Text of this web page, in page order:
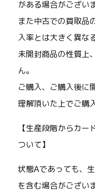
がある場合がござい
また中古での買取品
入率とは大きく異な
未開封商品の性質上
ん。
ご購入、ご購入後に
理解頂いた上でご購
【生産段階からカー
ついて】
状態Aであっても、
を含む場合がござい